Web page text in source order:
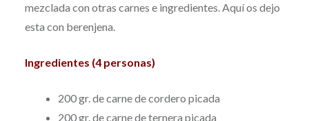
mezclada con otras carnes e ingredientes. Aquí os dejo
esta con berenjena.
Ingredientes (4 personas)
200 gr. de carne de cordero picada
200 gr. de carne de ternera picada